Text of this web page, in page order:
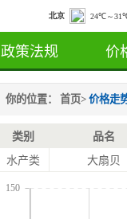
政策法规 价
你的位置： 首页> 价格走
类别
品名
水产类
大扇贝
150